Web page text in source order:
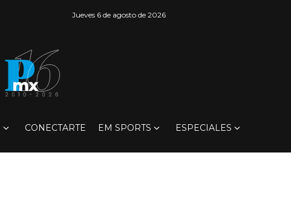
Jueves 6 de agosto de 2026
CONECTARTE EM SPORTS ESPECIALES